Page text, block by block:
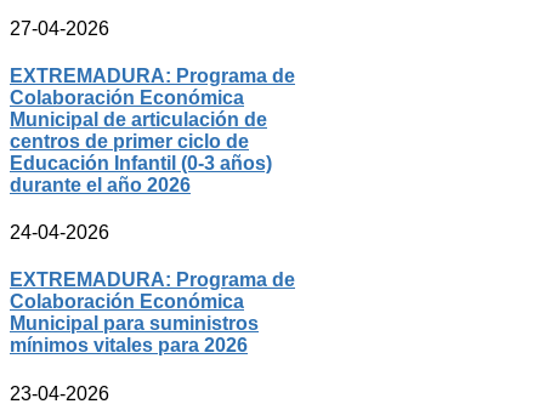
27-04-2026
EXTREMADURA: Programa de
Colaboración Económica
Municipal de articulación de
centros de primer ciclo de
Educación Infantil (0-3 años)
durante el año 2026
24-04-2026
EXTREMADURA: Programa de
Colaboración Económica
Municipal para suministros
mínimos vitales para 2026
23-04-2026